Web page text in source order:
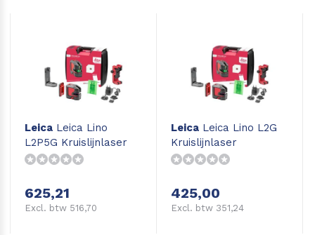
Leica Leica Lino
L2P5G Kruislijnlaser
625,21
Excl. btw 516,70
Leica Leica Lino L2G
Kruislijnlaser
425,00
Excl. btw 351,24